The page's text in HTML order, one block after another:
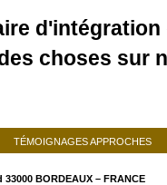
d'intégration
choses sur
TÉMOIGNAGES APPROCHES
33000